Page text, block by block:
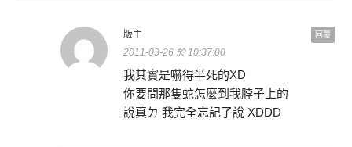
回覆
版主
2011-03-26 於 10:37:00
我其實是嚇得半死的XD
你要問那隻蛇怎麼到我脖子上的
說真ㄉ 我完全忘記了說 XDDD